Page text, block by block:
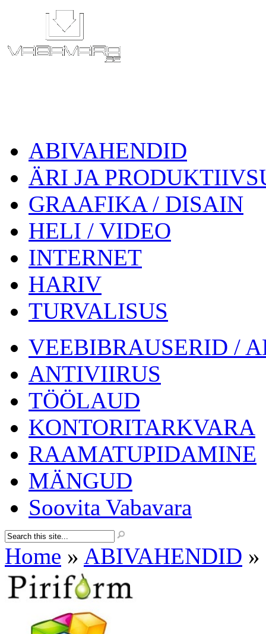
ABIVAHENDID
ÄRI JA
GRAAFIKA / DISAIN
HELI / VIDEO
INTERNET
HARIV
TURVALISUS
VEEBIBRAUSERID /
ANTIVIIRUS
TÖÖLAUD
KONTORITARKVARA
RAAMATUPIDAMINE
MÄNGUD
Soovita Vabavara
Home » ABIVAHENDID »